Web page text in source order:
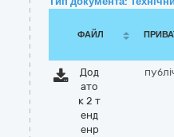
ФАЙЛ
Дод
ато
к 2 т
енд
енр